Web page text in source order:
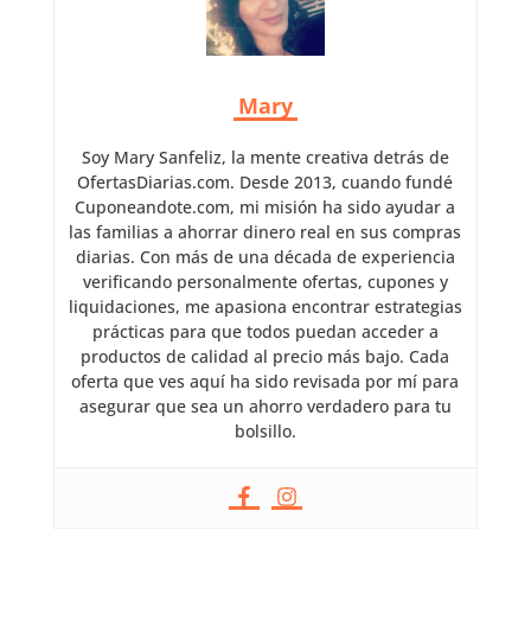
Mary
Soy Mary Sanfeliz, la mente creativa detrás de
OfertasDiarias.com. Desde 2013, cuando fundé
Cuponeandote.com, mi misión ha sido ayudar a
las familias a ahorrar dinero real en sus compras
diarias. Con más de una década de experiencia
verificando personalmente ofertas, cupones y
liquidaciones, me apasiona encontrar estrategias
prácticas para que todos puedan acceder a
productos de calidad al precio más bajo. Cada
oferta que ves aquí ha sido revisada por mí para
asegurar que sea un ahorro verdadero para tu
bolsillo.